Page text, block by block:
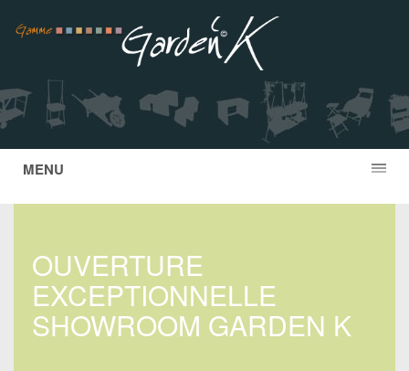
MENU
OUVERTURE
EXCEPTIONNELLE
SHOWROOM GARDEN K